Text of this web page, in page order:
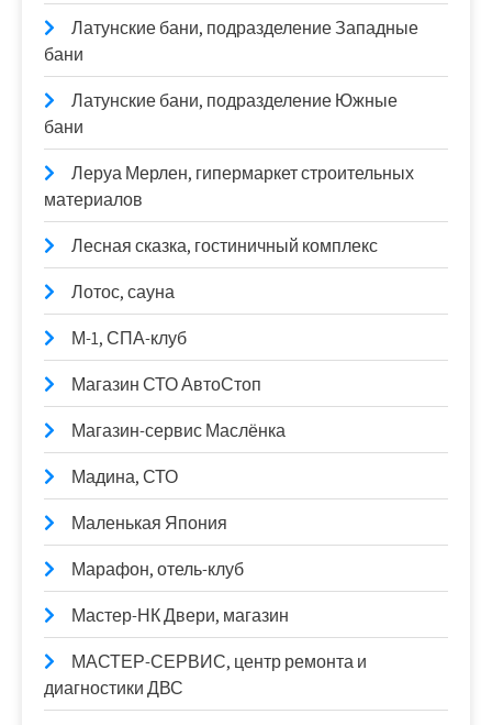
Латунские бани, подразделение Западные
бани
Латунские бани, подразделение Южные
бани
Леруа Мерлен, гипермаркет строительных
материалов
Лесная сказка, гостиничный комплекс
Лотос, сауна
М-1, СПА-клуб
Магазин СТО АвтоСтоп
Магазин-сервис Маслёнка
Мадина, СТО
Маленькая Япония
Марафон, отель-клуб
Мастер-НК Двери, магазин
МАСТЕР-СЕРВИС, центр ремонта и
диагностики ДВС